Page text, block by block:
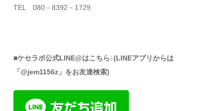
TEL 080－8392－1729
■ケセラボ公式LINE@はこちら↓(LINEアプリからは
「@jem1156z」をお友達検索)